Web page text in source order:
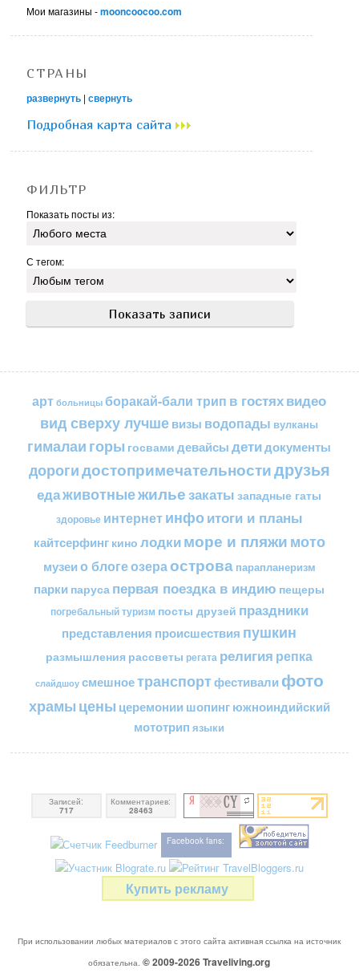
Мои магазины -mooncoocoo.com
СТРАНЫ
развернуть |свернуть
Подробная карта сайта
ФИЛЬТР
Показать посты из:
С тегом:
арт больницы боракай-бали трип в гостяхвидео
вид сверху лучшевизы водопады вулканы
гималаи горы госвами девайсы детидокументы
дорогидостопримечательностидрузья
едаживотныежильезакаты западные гаты
здоровье интернетинфоитоги и планы
кайтсерфинг кино лодкиморе и пляжимото
музеи о блогеозераострова парапланеризм
парки паруса первая поездка в индию пещеры
погребальный туризм посты друзей праздники
представления происшествия пушкин
размышления рассветы регата религия репка
слайдшоу смешноетранспортфестивали фото
храмы цены церемонии шопингюжноиндийский
мототрип языки
Записей:
717
Комментариев:
28463
Facebook fans:
Купить рекламу
При использовании любых материалов с этого сайта активная ссылка на источник
обязательна. © 2009-2026Traveliving.org